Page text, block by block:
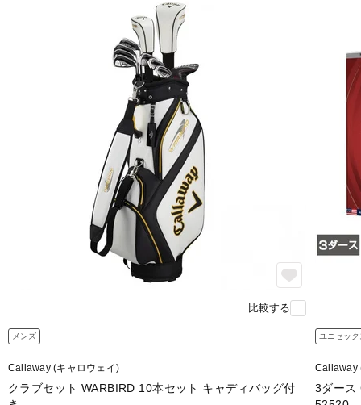
比較する
メンズ
Callaway (キャロウェイ)
クラブセット WARBIRD 10本セット キャディバッグ付
ユニセック
Callaway
3ダース